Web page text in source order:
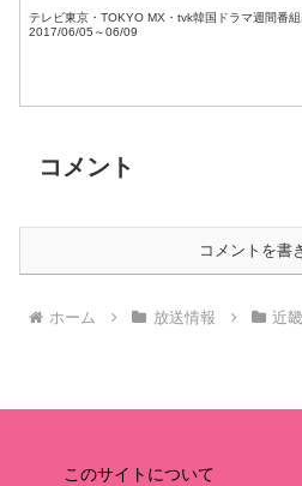
テレビ東京・TOKYO MX・tvk韓国ドラマ週間番
2017/06/05～06/09
コメント
コメントを書
ホーム 放送情報 近
このサイトについて